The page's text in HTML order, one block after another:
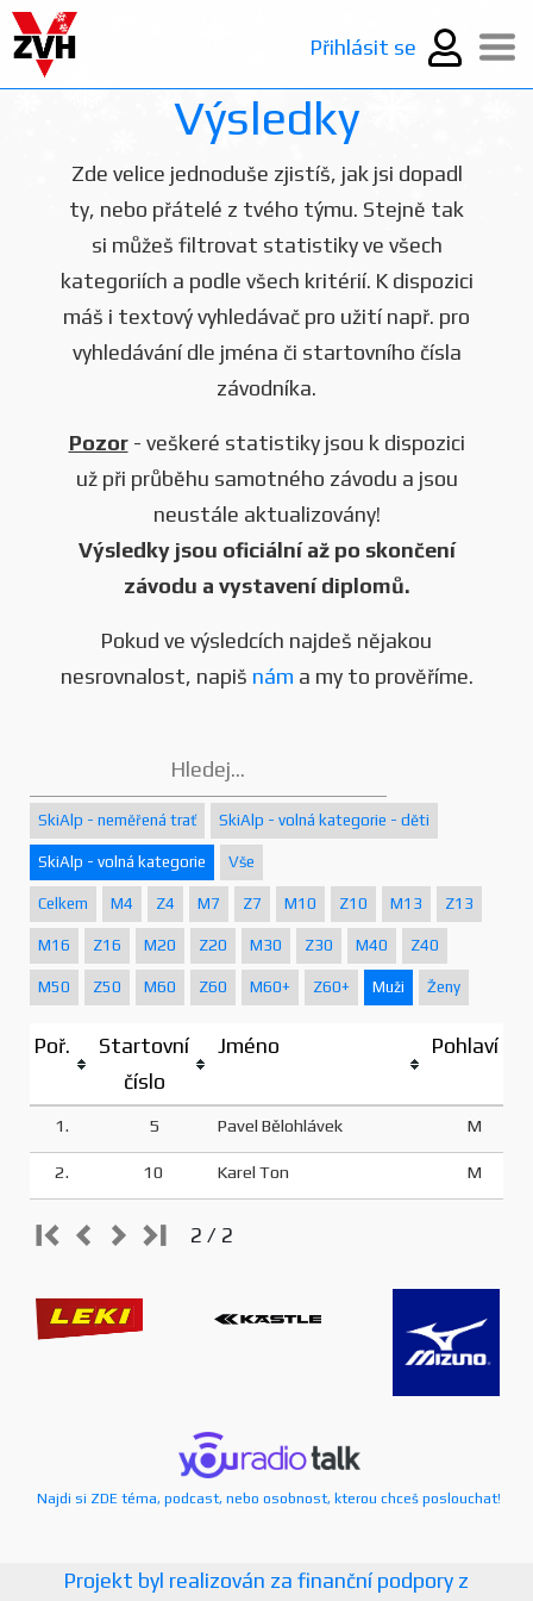
Přihlásit se
Výsledky
Zde velice jednoduše zjistíš, jak jsi dopadl
ty, nebo přátelé z tvého týmu. Stejně tak
si můžeš filtrovat statistiky ve všech
kategoriích a podle všech kritérií. K dispozici
máš i textový vyhledávač pro užití např. pro
vyhledávání dle jména či startovního čísla
závodníka.
Pozor- veškeré statistiky jsou k dispozici
už při průběhu samotného závodu a jsou
neustále aktualizovány!
Výsledky jsou oficiální až po skončení
závodu a vystavení diplomů.
Pokud ve výsledcích najdeš nějakou
nesrovnalost, napiš nám a my to prověříme.
SkiAlp - neměřená trať SkiAlp - volná kategorie - děti
SkiAlp - volná kategorie Vše
Celkem M4 Z4 M7 Z7 M10 Z10 M13 Z13
M16 Z16 M20 Z20 M30 Z30 M40 Z40
M50 Z50 M60 Z60 M60+ Z60+ Muži Ženy
Poř.
Startovní
číslo
Jméno Pohlaví
1. 5 Pavel Bělohlávek M
2. 10 Karel Ton M
2 / 2
Najdi si ZDE téma, podcast, nebo osobnost, kterou chceš poslouchat!
Projekt byl realizován za finanční podpory z